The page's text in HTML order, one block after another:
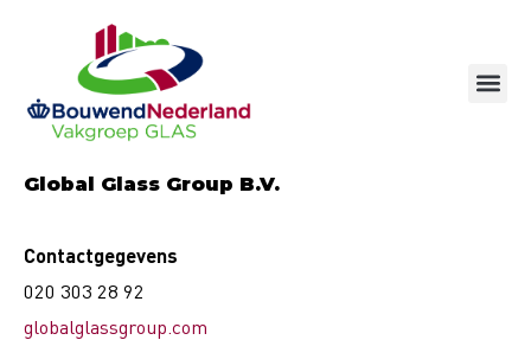
inhoud
Global Glass Group B.V.
Contactgegevens
020 303 28 92
globalglassgroup.com